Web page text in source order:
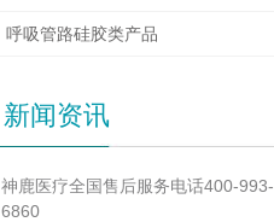
呼吸管路硅胶类产品
新闻资讯
神鹿医疗全国售后服务电话400-993-
6860